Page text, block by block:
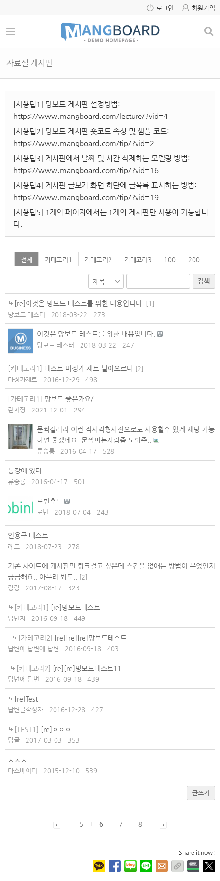
로그인 회원가입
자료실 게시판
[사용팁1] 망보드 게시판 설정방법:
https://www.mangboard.com/lecture/?vid=4
[사용팁2] 망보드 게시판 숏코드 속성 및 샘플 코드:
https://www.mangboard.com/tip/?vid=2
[사용팁3] 게시판에서 날짜 및 시간 삭제하는 모델링 방법:
https://www.mangboard.com/tip/?vid=16
[사용팁4] 게시판 글보기 화면 하단에 글목록 표시하는 방법:
https://www.mangboard.com/tip/?vid=19
[사용팁5] 1개의 페이지에서는 1개의 게시판만 사용이 가능합니
다.
전체 카테고리1 카테고리2 카테고리3 100 200
검색
[re]이것은 망보드 테스트를 위한 내용입니다. [ 1 ]
망보드 테스터
2018-03-22 273
이것은 망보드 테스트를 위한 내용입니다.
망보드 테스터 2018-03-22 247
[카테고리1] 테스트 마징가 제트 날아오르다 [2]
마징가제트
2016-12-29 498
[카테고리1] 망보드 좋은가요/
린지짱 2021-12-01 294
문짝겔러리 이런 직사각형사진으로도 사용할수 있게 세팅 가능
하면 좋겠네요~문짝파는사람좀 도와주..
류승룡 2016-04-17 528
통장에 있다
류승룡 2016-04-17 501
로빈후드
로빈 2018-07-04 243
인용구 테스트
레드 2018-07-23 278
기존 사이트에 게시판만 링크걸고 싶은데 스킨을 없애는 방법이 무었인지
궁금해요.. 아무리 봐도..
[2]
랑랑
2017-08-17 323
[카테고리1] [re]망보드테스트
답변자 2016-09-18 449
[카테고리2] [re][re][re]망보드테스트
답변에 답변에 답변 2016-09-18 403
[카테고리2] [re][re]망보드테스트11
답변에 답변 2016-09-18 439
[re]Test
답변글작성자 2016-12-28 427
[TEST1] [re]ㅇㅇㅇ
답글 2017-03-03 353
ㅅㅅㅅ
다스베이더 2015-12-10 539
글쓰기
5 6 7 8
Share it now!